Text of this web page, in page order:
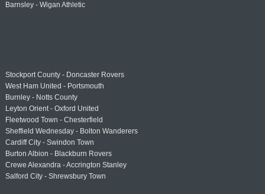
Barnsley - Wigan Athletic
Stockport County - Doncaster Rovers
West Ham United - Portsmouth
Burnley - Notts County
Leyton Orient - Oxford United
Fleetwood Town - Chesterfield
Sheffield Wednesday - Bolton Wanderers
Cardiff City - Swindon Town
Burton Albion - Blackburn Rovers
Crewe Alexandra - Accrington Stanley
Salford City - Shrewsbury Town